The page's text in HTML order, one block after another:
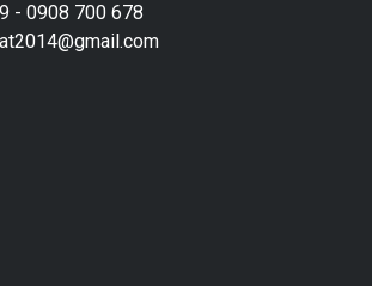
- 0908 700 678